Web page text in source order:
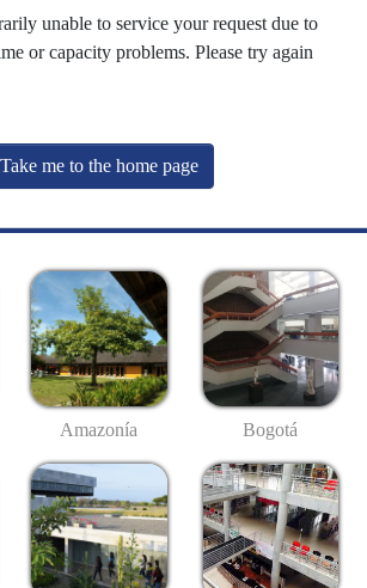
unable to service your request due to
or capacity problems. Please try again
Take me to the home page
Amazonía Bogotá